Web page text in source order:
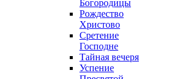
Богородицы
Рождество
Христово
Сретение
Господне
Тайная вечеря
Успение